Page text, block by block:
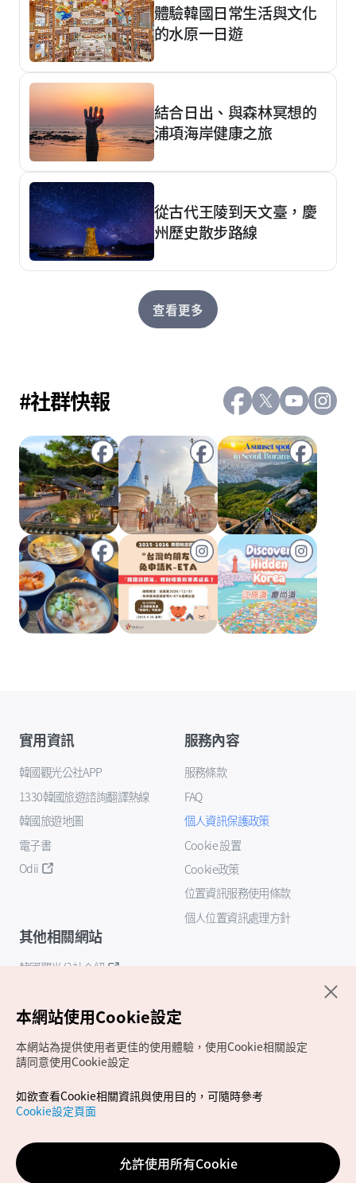
體驗韓國日常生活與文化
的水原一日遊
結合日出、與森林冥想的
浦項海岸健康之旅
從古代王陵到天文臺，慶
州歷史散步路線
查看更多
#社群快報
實用資訊
韓國觀光公社APP
1330韓國旅遊諮詢翻譯熱線
韓國旅遊地圖
電子書
Odii
服務內容
服務條款
FAQ
個人資訊保護政策
Cookie 設置
Cookie政策
位置資訊服務使用條款
個人位置資訊處理方針
其他相關網站
韓國觀光公社介紹
Copyrights (c) 韓國觀光公社版權所有
如有相關疑問或建議，歡迎來信至官方信箱
chinese_big5@knto.or.kr
本網站使用Cookie設定
本網站為提供使用者更佳的使用體驗，使用Cookie相關設定
請同意使用Cookie設定
如欲查看Cookie相關資訊與使用目的，可隨時參考
Cookie設定頁面
允許使用所有Cookie